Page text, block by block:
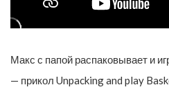
Макс с папой распаковывает и
— прикол Unpacking and play